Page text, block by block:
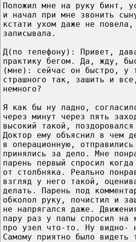
Положил мне на руку бинт,
и начал при мне звонить
кстати ухом даже не повела,
записывала.
Д(по телефону): Привет,
практику бегом. Да, жду,
(мне): сейчас он быстро, у
страшного так, зашить и
немного?
Я как бы ну ладно,
через минут через пять
высокий такой,
Доктор ему объяснил в чем
в операционную,
принялись за дело. Мне
парень первый спросил
от столбняка. Реально
взгляд у него такой,
делать. Парень под
обколол руку, почистил и
не напрягался даже.
пару раз у папы спросил на
про узел что-то. Ну видно-
Самому приятно было видеть